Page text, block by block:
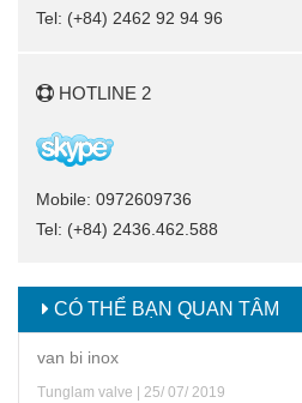
Tel: (+84) 2462 92 94 96
HOTLINE 2
Mobile: 0972609736
Tel: (+84) 2436.462.588
CÓ THỂ BẠN QUAN TÂM
van bi inox
Tunglam valve | 25/ 07/ 2019